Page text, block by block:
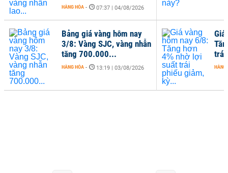
trái
HÀNG
HÀNG HÓA - 07:37 | 04/08/2026
Bảng giá vàng hôm nay
3/8: Vàng SJC, vàng nhẫn
tăng 700.000...
HÀNG HÓA - 13:19 | 03/08/2026